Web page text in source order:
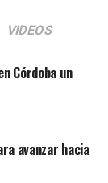
VIDEOS
Córdoba un
avanzar hacia